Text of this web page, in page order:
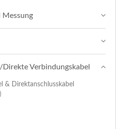
Verbindungskabel
& Direktanschlusskabel